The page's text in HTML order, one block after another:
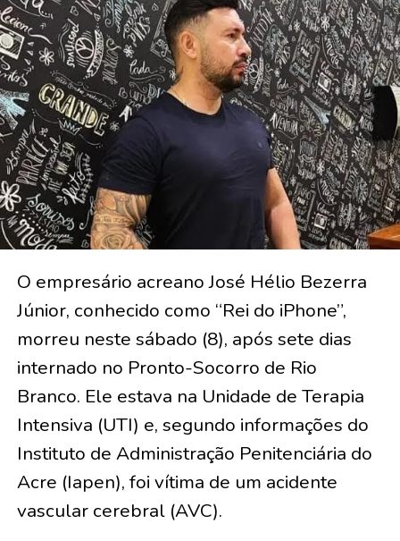
O empresário acreano José Hélio Bezerra
Júnior, conhecido como “Rei do iPhone”,
morreu neste sábado (8), após sete dias
internado no Pronto-Socorro de Rio
Branco. Ele estava na Unidade de Terapia
Intensiva (UTI) e, segundo informações do
Instituto de Administração Penitenciária do
Acre (Iapen), foi vítima de um acidente
vascular cerebral (AVC).